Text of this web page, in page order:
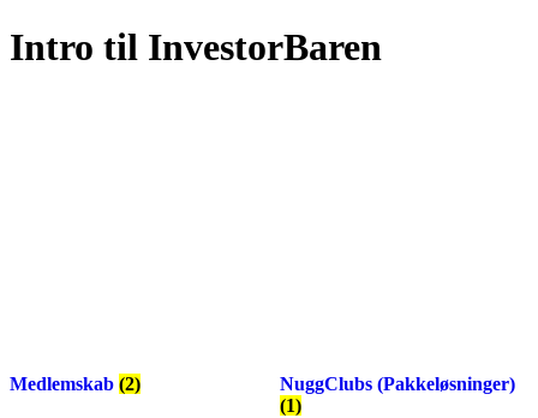
Intro til InvestorBaren
Medlemskab (2)
NuggClubs (Pakkeløsninger)
(1)